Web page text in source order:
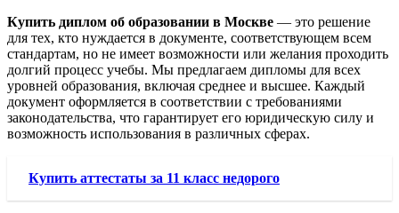
Купить диплом об образовании в Москве — это решение
для тех, кто нуждается в документе, соответствующем всем
стандартам, но не имеет возможности или желания проходить
долгий процесс учебы. Мы предлагаем дипломы для всех
уровней образования, включая среднее и высшее. Каждый
документ оформляется в соответствии с требованиями
законодательства, что гарантирует его юридическую силу и
возможность использования в различных сферах.
Купить аттестаты за 11 класс недорого